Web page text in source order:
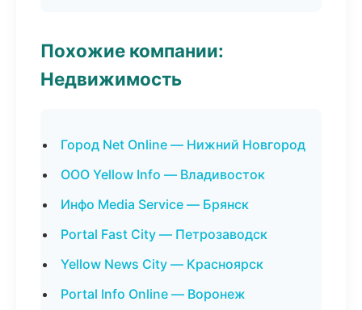
Похожие компании:
Недвижимость
Город Net Online — Нижний Новгород
ООО Yellow Info — Владивосток
Инфо Media Service — Брянск
Portal Fast City — Петрозаводск
Yellow News City — Красноярск
Portal Info Online — Воронеж